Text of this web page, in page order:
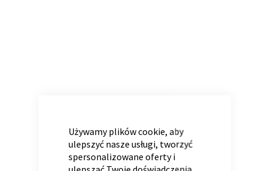
Używamy plików cookie, aby
ulepszyć nasze usługi, tworzyć
spersonalizowane oferty i